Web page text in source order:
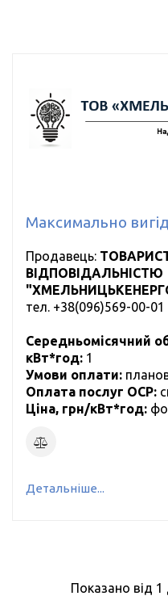
Максимально
Продавець:
ВІДПОВІДАЛЬНІСТЮ
тел. +38(096)569-00-01
Середньомісячний
кВт*год: 1
Умови оплати:
Оплата послуг ОСР:
Ціна, грн/кВт*год:
Детальніше...
Показано від 1